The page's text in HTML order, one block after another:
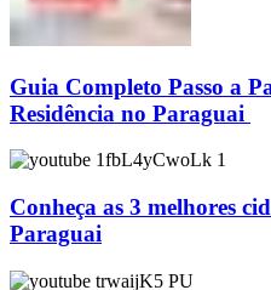
Guia Completo Passo a
Residência no Paraguai
Conheça as 3 melhores
Paraguai